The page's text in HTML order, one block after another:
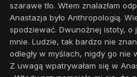
szarawe tło. Wtem znalazłam
Anastazja było Anthropologią.
spodziewać. Dwunożnej istoty, o
mnie. Ludzie, tak bardzo nie
odległy w myślach, nigdy go nie
Z uwagą wpatrywałam się w